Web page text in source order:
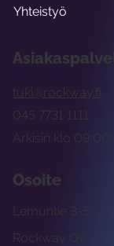
tuki@rockway.fi
Arkisin klo 09:00
045 7731 1111
Osoite
Rockway Oy
Lemuntie 3-5
Yhteistyö